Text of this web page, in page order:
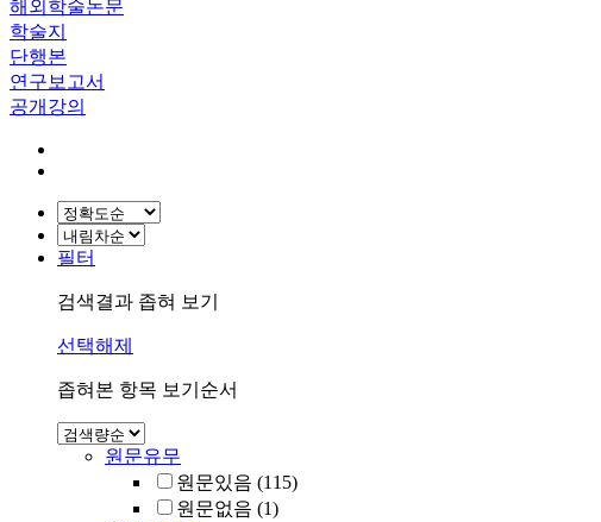
해외학술논문
학술지
단행본
연구보고서
공개강의
필터
검색결과 좁혀 보기
선택해제
좁혀본 항목 보기순서
원문유무
원문있음 (115)
원문없음 (1)